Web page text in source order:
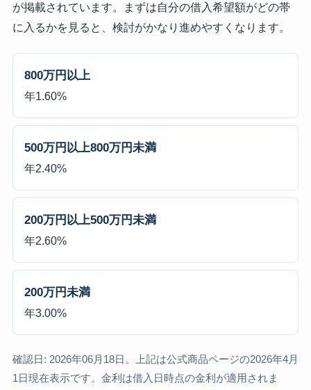
が掲載されています。まずは自分の借入希望額がどの帯
に入るかを見ると、検討がかなり進めやすくなります。
800万円以上
年1.60%
500万円以上800万円未満
年2.40%
200万円以上500万円未満
年2.60%
200万円未満
年3.00%
確認日: 2026年06月18日。上記は公式商品ページの2026年4月
1日現在表示です。金利は借入日時点の金利が適用されま